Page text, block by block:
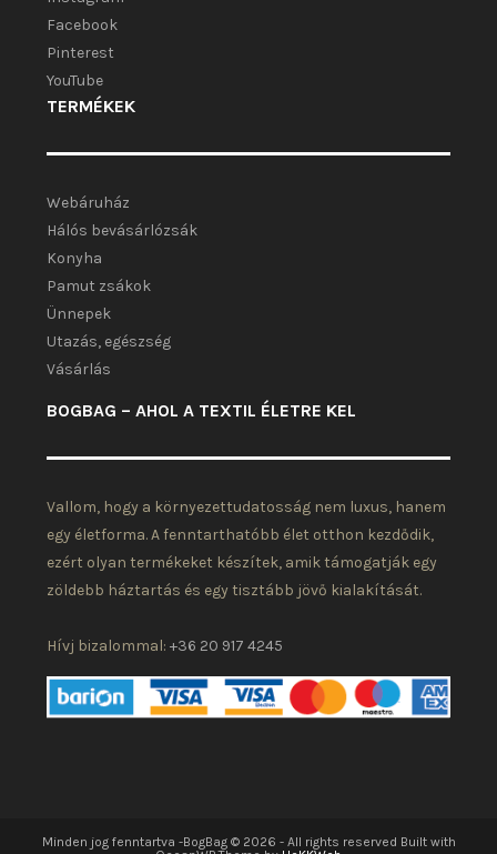
Facebook
Pinterest
YouTube
TERMÉKEK
Webáruház
Hálós bevásárlózsák
Konyha
Pamut zsákok
Ünnepek
Utazás, egészség
Vásárlás
BOGBAG – AHOL A TEXTIL ÉLETRE KEL
Vallom, hogy a környezettudatosság nem luxus, hanem
egy életforma. A fenntarthatóbb élet otthon kezdődik,
ezért olyan termékeket készítek, amik támogatják egy
zöldebb háztartás és egy tisztább jövő kialakítását.
Hívj bizalommal:+36 20 917 4245
Minden jog fenntartva -BogBag © 2026 - All rights reserved Built with